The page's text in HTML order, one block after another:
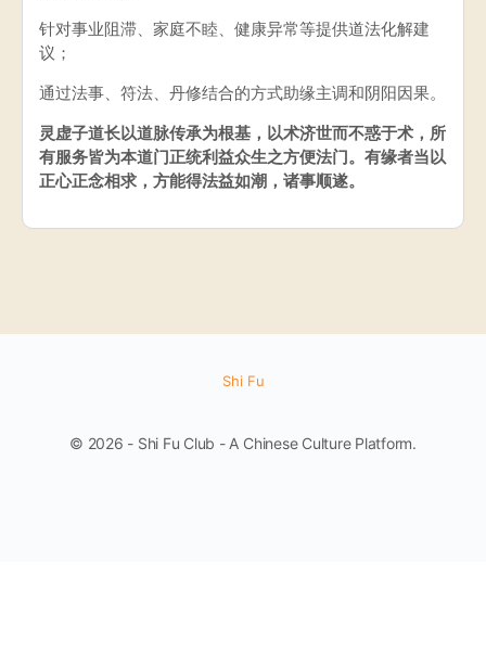
针对事业阻滞、家庭不睦、健康异常等提供道法化解建
议；
通过法事、符法、丹修结合的方式助缘主调和阴阳因果。
灵虚子道长以道脉传承为根基，以术济世而不惑于术，所
有服务皆为本道门正统利益众生之方便法门。有缘者当以
正心正念相求，方能得法益如潮，诸事顺遂。
Shi Fu
© 2026 - Shi Fu Club - A Chinese Culture Platform.